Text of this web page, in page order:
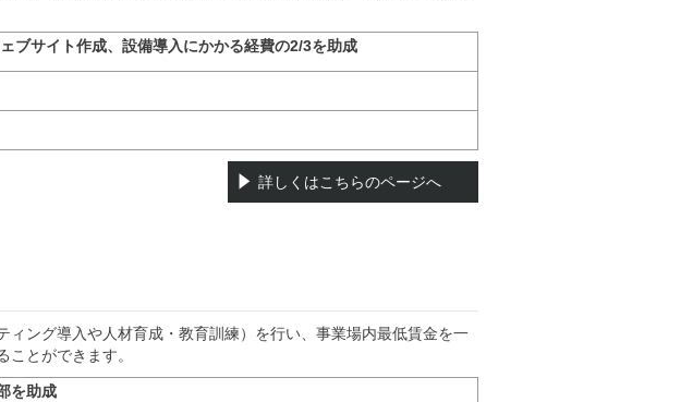
ブサイト作成、設備導入にかかる経費の2/3を助成
詳しくはこちらのページへ
ング導入や人材育成・教育訓練）を行い、事業場内最低賃金を一
とができます。
を助成